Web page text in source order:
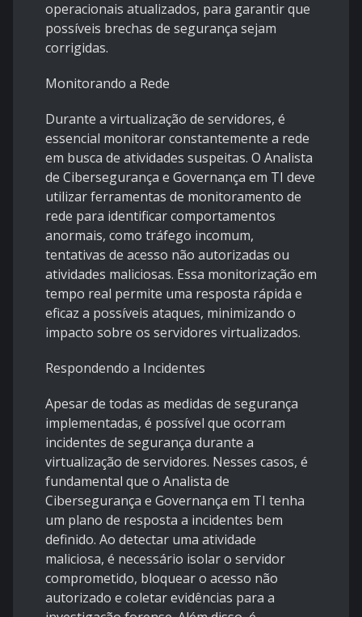
operacionais atualizados, para garantir que
possíveis brechas de segurança sejam
corrigidas.
Monitorando a Rede
Durante a virtualização de servidores, é
essencial monitorar constantemente a rede
em busca de atividades suspeitas. O Analista
de Cibersegurança e Governança em TI deve
utilizar ferramentas de monitoramento de
rede para identificar comportamentos
anormais, como tráfego incomum,
tentativas de acesso não autorizadas ou
atividades maliciosas. Essa monitorização em
tempo real permite uma resposta rápida e
eficaz a possíveis ataques, minimizando o
impacto sobre os servidores virtualizados.
Respondendo a Incidentes
Apesar de todas as medidas de segurança
implementadas, é possível que ocorram
incidentes de segurança durante a
virtualização de servidores. Nesses casos, é
fundamental que o Analista de
Cibersegurança e Governança em TI tenha
um plano de resposta a incidentes bem
definido. Ao detectar uma atividade
maliciosa, é necessário isolar o servidor
comprometido, bloquear o acesso não
autorizado e coletar evidências para a